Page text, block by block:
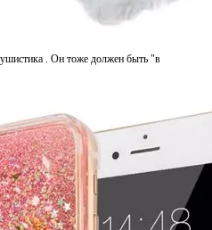
. Он тоже должен быть "в